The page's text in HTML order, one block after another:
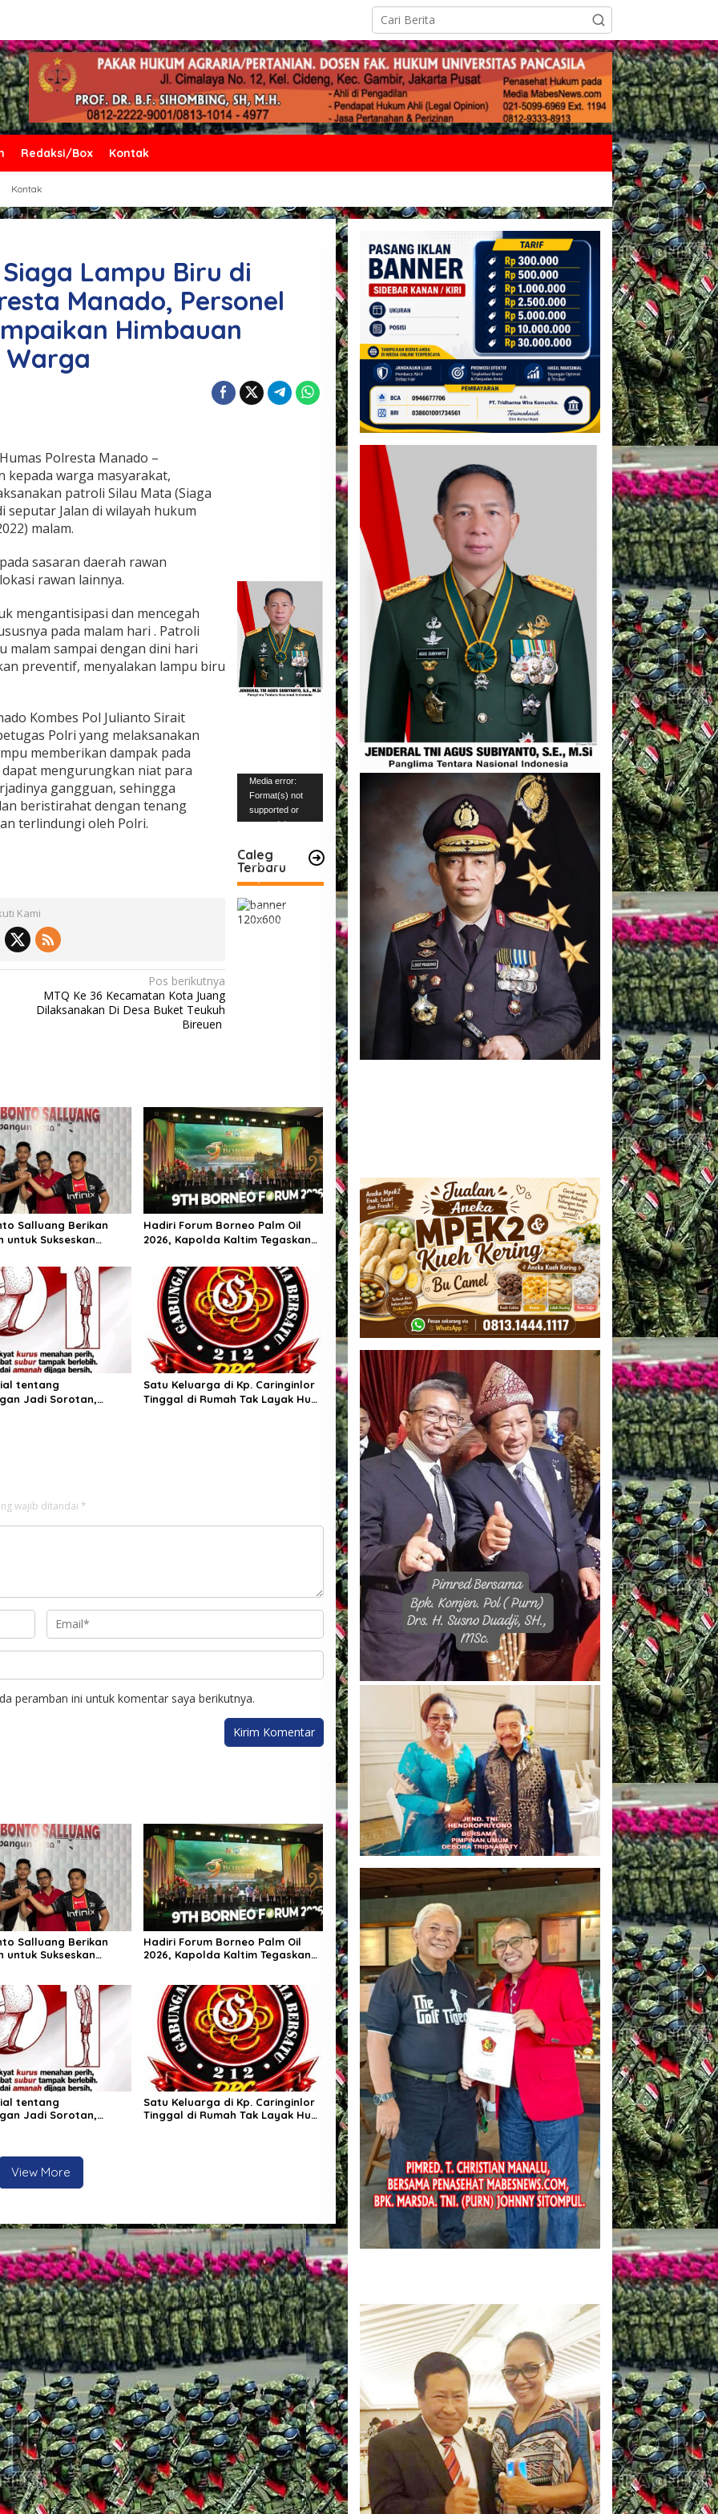
Redaksi/Box Kontak
Kontak
Lampu Biru di
Manado, Personel
Himbauan
Polresta Manado –
kepada warga masyarakat,
patroli Silau Mata (Siaga
Jalan di wilayah hukum
malam.
sasaran daerah rawan
rawan lainnya.
mengantisipasi dan mencegah
pada malam hari . Patroli
malam sampai dengan dini hari
preventif, menyalakan lampu biru
Kombes Pol Julianto Sirait
Polri yang melaksanakan
memberikan dampak pada
mengurungkan niat para
gangguan, sehingga
beristirahat dengan tenang
terlindungi oleh Polri.
Kami
Pos berikutnya
MTQ Ke 36 Kecamatan Kota Juang
Dilaksanakan Di Desa Buket Teukuh
Bireuen
Pemutar
Video
Media error:
Format(s) not
supported or
source(s) not
Unduh Berkas:
content/uploads/2
023/12/VID-
Caleg
Terbaru
Salluang Berikan
untuk Sukseskan
Hadiri Forum Borneo Palm Oil
2026, Kapolda Kaltim Tegaskan
tentang
Jadi Sorotan,
Satu Keluarga di Kp. Caringinlor
Tinggal di Rumah Tak Layak Huni,
wajib ditandai *
peramban ini untuk komentar saya berikutnya.
Salluang Berikan
untuk Sukseskan
Hadiri Forum Borneo Palm Oil
2026, Kapolda Kaltim Tegaskan
tentang
Jadi Sorotan,
Satu Keluarga di Kp. Caringinlor
Tinggal di Rumah Tak Layak Huni,
View More